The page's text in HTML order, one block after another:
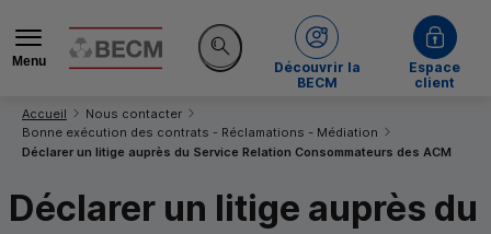
Menu
Rechercher sur le site
Découvrir la
BECM
de la BECM
Espace
client
Vous êtes ici:
Accueil
Nous contacter
Bonne exécution des contrats - Réclamations - Médiation
Déclarer un litige auprès du Service Relation Consommateurs des ACM
Déclarer un litige auprès du